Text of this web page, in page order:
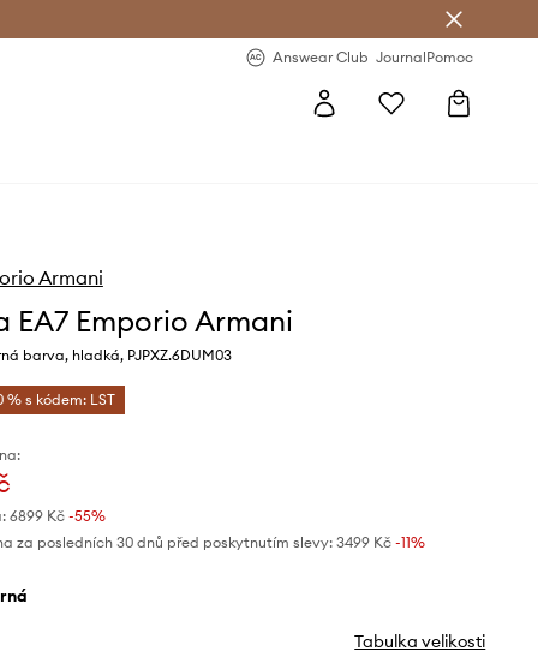
Answear Club JournalPomoc
Armani
EA7 Emporio Armani
barva, hladká, PJPXZ.6DUM03
% s kódem: LST
6899 Kč-55%
za posledních 30 dnů před poskytnutím slevy: 3499 Kč -11%
Tabulka velikosti